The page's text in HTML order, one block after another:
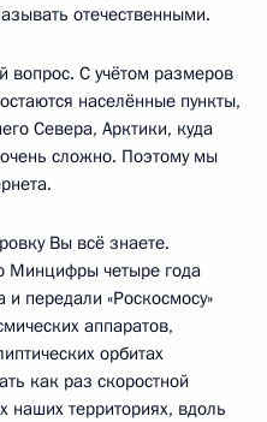
отечественными.
вопрос. С учётом размеров
населённые пункты,
Севера, Арктики, куда
сложно. Поэтому мы
Вы всё знаете.
Минцифры четыре года
передали «Роскосмосу»
аппаратов,
орбитах
как раз скоростной
наших территориях, вдоль